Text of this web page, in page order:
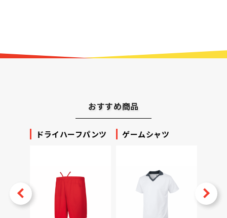
おすすめ商品
ドライハーフパンツ ゲームシャツ
Next